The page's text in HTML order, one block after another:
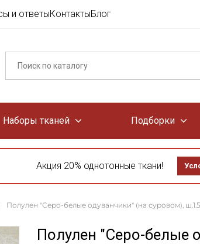
и ответыКонтактыБлог
Наборы тканей Подборки
Акция 20% однотонные ткани!
Полулен "Серо-белые одуванчики" (на суровом),
Полулен "Серо-белые